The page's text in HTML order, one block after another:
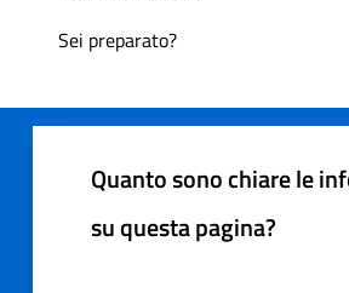
Sei preparato?
Quanto sono chiare le
su questa pagina?